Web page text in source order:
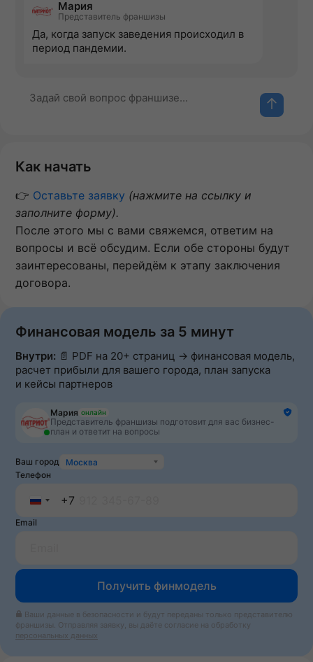
Мария
Представитель франшизы
Да, когда запуск заведения происходил в
период пандемии.
Как начать
👉 Оставьте заявку (нажмите на ссылку и
заполните форму).
После этого мы с вами свяжемся, ответим на
вопросы и всё обсудим. Если обе стороны будут
заинтересованы, перейдём к этапу заключения
договора.
Финансовая модель за 5 минут
Внутри: 📄 PDF на 20+ страниц → финансовая модель,
расчет прибыли для вашего города, план запуска
и кейсы партнеров
Мария онлайн
Представитель франшизы подготовит для вас бизнес-
план и ответит на вопросы
Ваш город
Москва
Телефон
+7
Email
Получить финмодель
Ваши данные в безопасности и будут переданы только представителю
франшизы. Отправляя заявку, вы даёте согласие на обработку
персональных данных